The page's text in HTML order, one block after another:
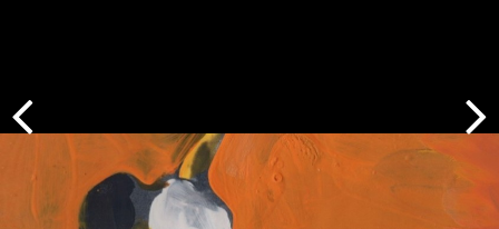
Indietro Avanti